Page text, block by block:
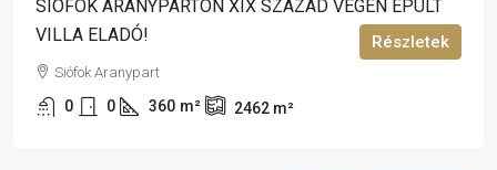
SIÓFOK ARANYPARTON XIX SZÁZAD VÉGÉN ÉPÜLT
VILLA ELADÓ!
Siófok Aranypart
0 0 360 m² 2462 m²
Részletek